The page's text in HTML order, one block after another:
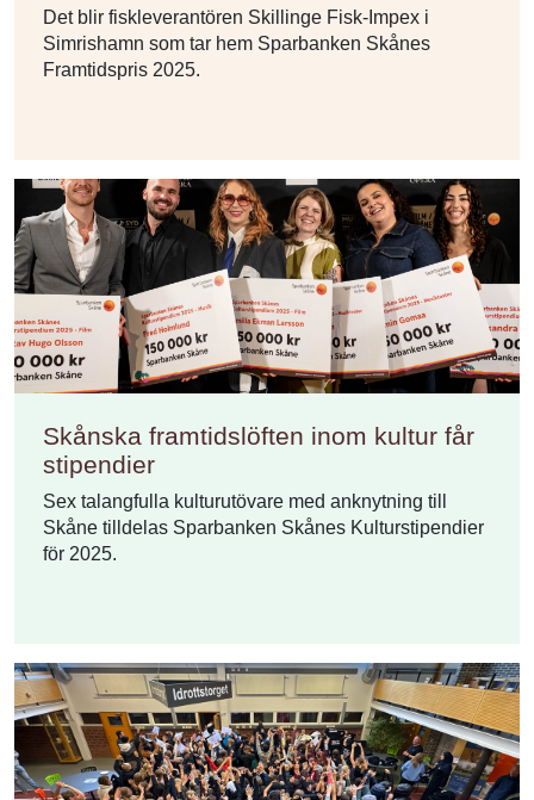
Det blir fiskleverantören Skillinge Fisk-Impex i
Simrishamn som tar hem Sparbanken Skånes
Framtidspris 2025.
Skånska framtidslöften inom kultur får
stipendier
Sex talangfulla kulturutövare med anknytning till
Skåne tilldelas Sparbanken Skånes Kulturstipendier
för 2025.